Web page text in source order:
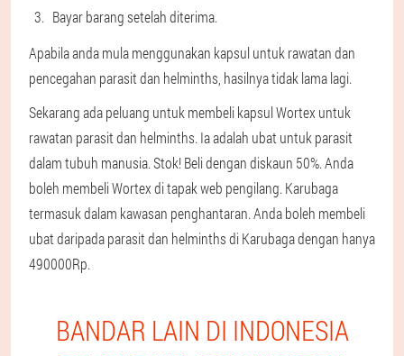
Bayar barang setelah diterima.
Apabila anda mula menggunakan kapsul untuk rawatan dan
pencegahan parasit dan helminths, hasilnya tidak lama lagi.
Sekarang ada peluang untuk membeli kapsul Wortex untuk
rawatan parasit dan helminths. Ia adalah ubat untuk parasit
dalam tubuh manusia. Stok! Beli dengan diskaun 50%. Anda
boleh membeli Wortex di tapak web pengilang. Karubaga
termasuk dalam kawasan penghantaran. Anda boleh membeli
ubat daripada parasit dan helminths di Karubaga dengan hanya
490000Rp.
BANDAR LAIN DI INDONESIA